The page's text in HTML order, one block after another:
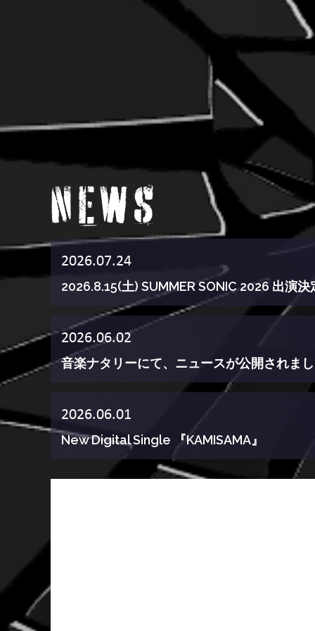
2026.07.24
2026.8.15(土) SUMMER SONIC 2026 出演決
2026.06.02
音楽ナタリーにて、ニュースが公開されま
2026.06.01
New Digital Single 『KAMISAMA』